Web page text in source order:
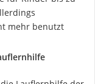
mehr benutzt